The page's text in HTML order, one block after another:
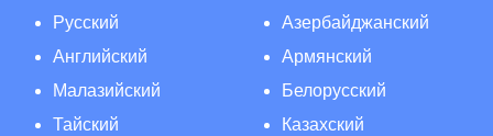
Русский
Английский
Малазийский
Тайский
Азербайджанский
Армянский
Белорусский
Казахский